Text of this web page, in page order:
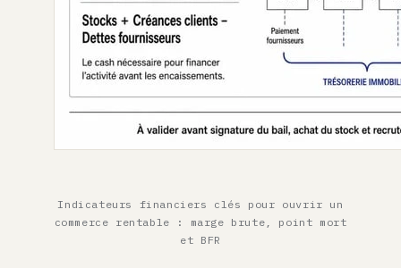
Indicateurs financiers clés pour ouvrir un
commerce rentable : marge brute, point mort
et BFR